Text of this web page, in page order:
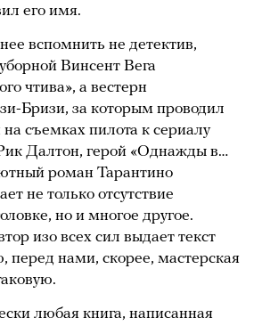
его имя.
вспомнить не детектив,
Винсент Вега
чтива», а вестерн
Бризи, за которым проводил
съемках пилота к сериалу
Далтон, герой «Однажды в…
роман Тарантино
не только отсутствие
но и многое другое.
изо всех сил выдает текст
перед нами, скорее, мастерская
любая книга, написанная